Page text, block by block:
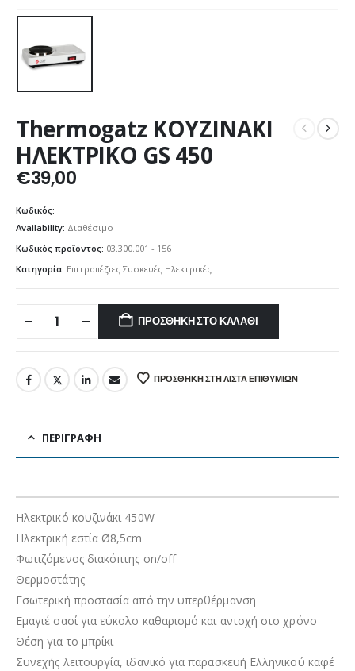
Thermogatz ΚΟΥΖΙΝΑΚΙ
ΗΛΕΚΤΡΙΚΟ GS 450
€39,00
Κωδικός:
Availability: Διαθέσιμο
Κωδικός προϊόντος: 03.300.001 - 156
Κατηγορία: Επιτραπέζιες Συσκευές Ηλεκτρικές
ΠΡΟΣΘΉΚΗ ΣΤΟ ΚΑΛΆΘΙ
ΠΡΟΣΘΉΚΗ ΣΤΗ ΛΊΣΤΑ ΕΠΙΘΥΜΙΏΝ
ΠΕΡΙΓΡΑΦΉ
Ηλεκτρικό κουζινάκι 450W
Ηλεκτρική εστία Ø8,5cm
Φωτιζόμενος διακόπτης on/off
Θερμοστάτης
Εσωτερική προστασία από την υπερθέρμανση
Εμαγιέ σασί για εύκολο καθαρισμό και αντοχή στο χρόνο
Θέση για το μπρίκι
Συνεχής λειτουργία, ιδανικό για παρασκευή Ελληνικού καφέ